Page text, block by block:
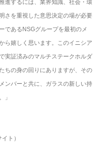
進するには、業界知識、社会・環
さを重視した意思決定の場が必要
であるNSGグループを最初のメ
ら嬉しく思います。このイニシア
実証済みのマルチステークホルダ
ちの身の回りにありますが、その
ンバーと共に、ガラスの新しい持
」
ト）